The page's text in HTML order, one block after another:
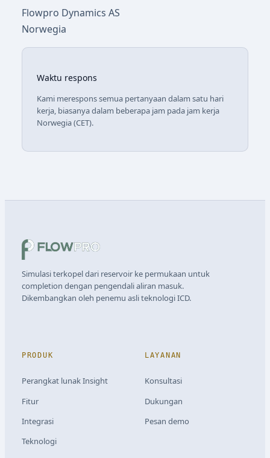
Flowpro Dynamics AS
Norwegia
Waktu respons
Kami merespons semua pertanyaan dalam satu hari
kerja, biasanya dalam beberapa jam pada jam kerja
Norwegia (CET).
Simulasi terkopel dari reservoir ke permukaan untuk
completion dengan pengendali aliran masuk.
Dikembangkan oleh penemu asli teknologi ICD.
PRODUK
Perangkat lunak Insight
Fitur
Integrasi
Teknologi
LAYANAN
Konsultasi
Dukungan
Pesan demo